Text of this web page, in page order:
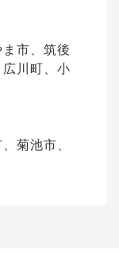
市、筑後
川町、小
菊池市、